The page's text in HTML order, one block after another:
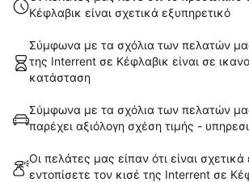
Κέφλαβικ είναι σχετικά εξυπηρετικό
Σύμφωνα με τα σχόλια των πελατών
της Interrent σε Κέφλαβικ είναι σε
κατάσταση
Σύμφωνα με τα σχόλια των πελατών
παρέχει αξιόλογη σχέση τιμής -
Οι πελάτες μας είπαν ότι είναι
εντοπίσετε τον κισέ της Interrent σε